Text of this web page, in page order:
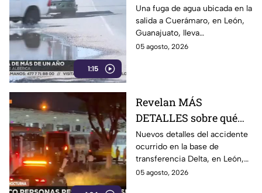
1:15
cumple un año; parece
alberca
Una fuga de agua ubicada en la
salida a Cuerámaro, en León,
Guanajuato, lleva
aproximadamente un año sin
05 agosto, 2026
Revelan MÁS
DETALLES sobre qué
pasó en choque de
camiones en León:
chofer quedó GRAVE
Nuevos detalles del accidente
ocurrido en la base de
transferencia Delta, en León,
revelan que dos unidades del
05 agosto, 2026